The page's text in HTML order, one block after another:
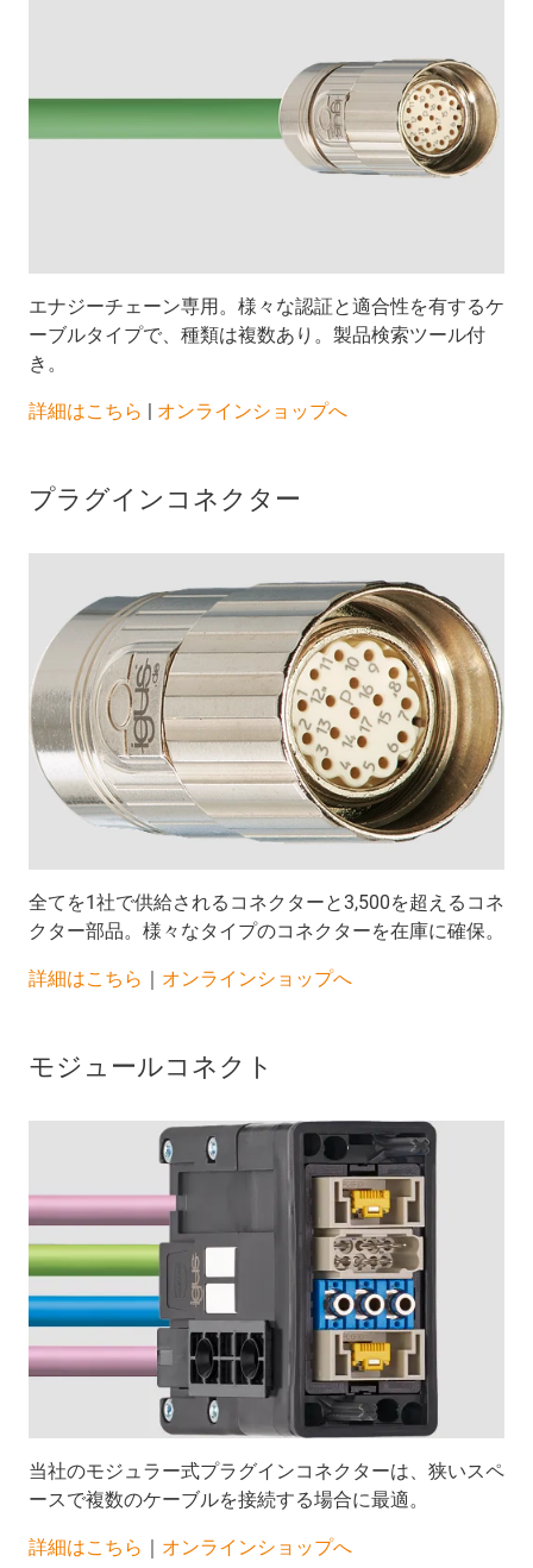
エナジーチェーン専用。様々な認証と適合性を有するケ
ーブルタイプで、種類は複数あり。製品検索ツール付
き。
​​​​​​​詳細はこちら | オンラインショップへ
プラグインコネクター
全てを1社で供給されるコネクターと3,500を超えるコネ
クター部品。様々なタイプのコネクターを在庫に確保。
詳細はこちら オンラインショップへ
モジュールコネクト
当社のモジュラー式プラグインコネクターは、狭いスペ
ースで複数のケーブルを接続する場合に最適。
詳細はこちら ｜ オンラインショップへ